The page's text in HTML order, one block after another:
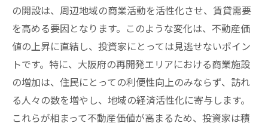
の開設は、周辺地域の商業活動を活性化させ、賃貸需要
を高める要因となります。このような変化は、不動産価
値の上昇に直結し、投資家にとっては見逃せないポイン
トです。特に、大阪府の再開発エリアにおける商業施設
の増加は、住民にとっての利便性向上のみならず、訪れ
る人々の数を増やし、地域の経済活性化に寄与します。
これらが相まって不動産価値が高まるため、投資家は積